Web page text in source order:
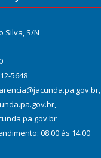
Silva, S/N
5648
08:00 às 14:00